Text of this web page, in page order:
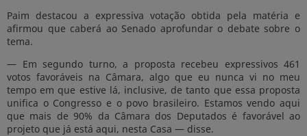
Paim destacou a expressiva votação obtida pela matéria e
afirmou que caberá ao Senado aprofundar o debate sobre o
tema.
— Em segundo turno, a proposta recebeu expressivos 461
votos favoráveis na Câmara, algo que eu nunca vi no meu
tempo em que estive lá, inclusive, de tanto que essa proposta
unifica o Congresso e o povo brasileiro. Estamos vendo aqui
que mais de 90% da Câmara dos Deputados é favorável ao
projeto que já está aqui, nesta Casa — disse.